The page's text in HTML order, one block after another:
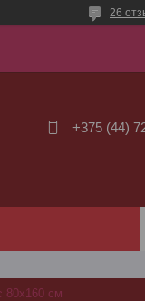
26
+375 (44)
80x160 см